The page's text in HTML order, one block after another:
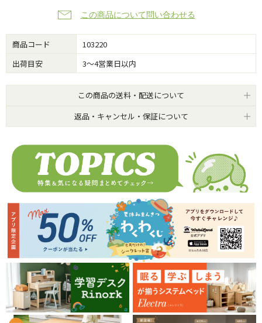
この商品について問い合わせる
商品コード
103220
出荷目安
3～4営業日以内
この商品の送料・配送について
返品・キャンセル・保証について